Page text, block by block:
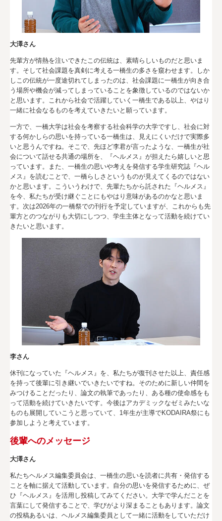
大澤さん
先輩方が情熱を注いできたこの伝統は、素晴らしいものだと思いま
す。そして社会課題を真剣に考える一橋生の多さを窺わせます。しか
しこの伝統が一度途切れてしまったのは、社会課題に一橋生が向き合
う場所や機会が減ってしまっていることを象徴しているのではないか
と思います。これから社会で活躍していく一橋生である以上、やはり
一緒に社会なるものを考えていきたいと願っています。
一方で、一橋大学は社会を考察する社会科学の大学ですし、社会に対
する何かしらの思いを持っている一橋生は、見えにくいだけで実際多
いと思うんですね。そこで、先ほど李君が言ったような、一橋生が社
会について話せる共通の場所を、『ヘルメス』が担えたら嬉しいと思
っています。また、一橋生の思いや考えを発信する学生研究誌『ヘル
メス』を読むことで、一橋らしさというものが見えてくるのではない
かと思います。こういうわけで、先輩たちから託された『ヘルメス』
を今、私たちが受け継ぐことにもやはり意味があるのかなと思いま
す。次は2026年の一橋祭での刊行を予定していますが、これからも先
輩方とのつながりも大切にしつつ、学生主体となって活動を続けてい
きたいと思います。
李さん
休刊になっていた『ヘルメス』を、私たちが復刊させた以上、責任感
を持って後輩に引き継いでいきたいですね。そのために新しい仲間を
みつけることだったり、論文の執筆であったり、ある種の使命感をも
って活動を続けていきたいです。今後はアカデミックなゼミみたいな
ものも展開していこうと思っていて、1年生が主導でKODAIRA祭にも
参加しようと考えています。
後輩へのメッセージ
大澤さん
私たちヘルメス編集委員会は、一橋生の思いを読者に共有・発信する
ことを軸に据えて活動しています。自分の思いを発信するために、ぜ
ひ『ヘルメス』を活用し投稿してみてください。大学で学んだことを
言葉にして発信することで、学びがより深まることもあります。論文
の投稿あるいは、ヘルメス編集委員として一緒に活動をしていただけ